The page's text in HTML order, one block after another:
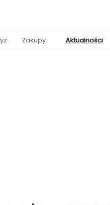
Zakupy Aktualności